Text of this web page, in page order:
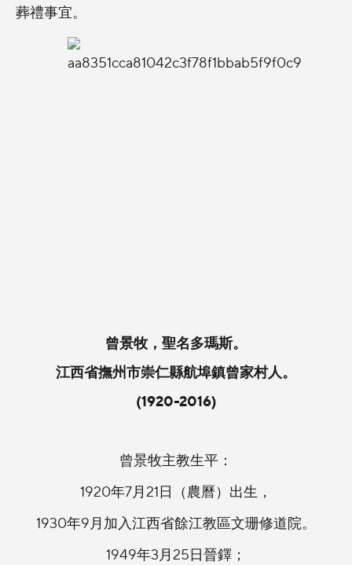
葬禮事宜。
曾景牧，聖名多瑪斯。
江西省撫州市崇仁縣航埠鎮曾家村人。
(1920-2016)
曾景牧主教生平：
1920年7月21日（農曆）出生，
1930年9月加入江西省餘江教區文珊修道院。
1949年3月25日晉鐸；